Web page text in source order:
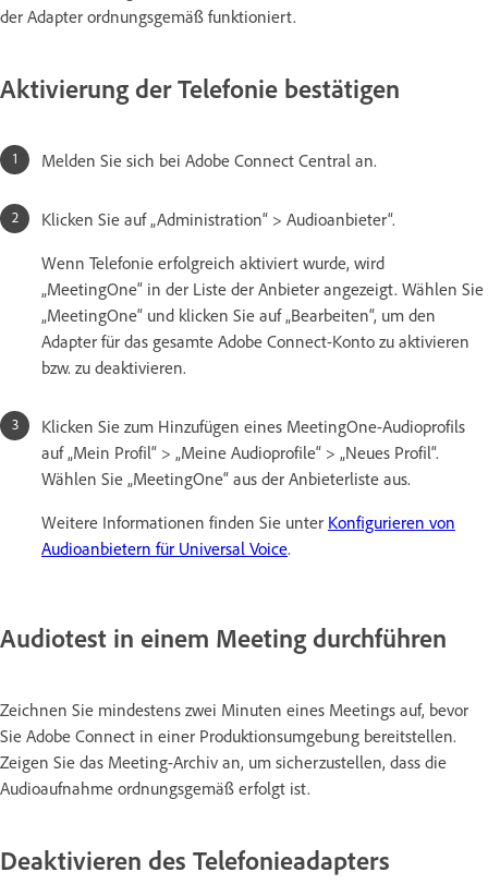
der Adapter ordnungsgemäß funktioniert.
Aktivierung der Telefonie bestätigen
Melden Sie sich bei Adobe Connect Central an.
Klicken Sie auf „Administration“ > Audioanbieter“.
Wenn Telefonie erfolgreich aktiviert wurde, wird
„MeetingOne“ in der Liste der Anbieter angezeigt. Wählen Sie
„MeetingOne“ und klicken Sie auf „Bearbeiten“, um den
Adapter für das gesamte Adobe Connect-Konto zu aktivieren
bzw. zu deaktivieren.
Klicken Sie zum Hinzufügen eines MeetingOne-Audioprofils
auf „Mein Profil“ > „Meine Audioprofile“ > „Neues Profil“.
Wählen Sie „MeetingOne“ aus der Anbieterliste aus.
Weitere Informationen finden Sie unter Konfigurieren von
Audioanbietern für Universal Voice.
Audiotest in einem Meeting durchführen
Zeichnen Sie mindestens zwei Minuten eines Meetings auf, bevor
Sie Adobe Connect in einer Produktionsumgebung bereitstellen.
Zeigen Sie das Meeting-Archiv an, um sicherzustellen, dass die
Audioaufnahme ordnungsgemäß erfolgt ist.
Deaktivieren des Telefonieadapters